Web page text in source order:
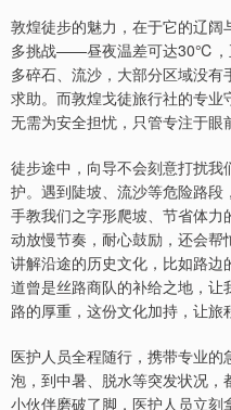
敦煌徒步的魅力，在于它的辽
多挑战——昼夜温差可达30℃，
多碎石、流沙，大部分区域没
求助。而敦煌戈徒旅行社的专业
无需为安全担忧，只管专注于眼
徒步途中，向导不会刻意打扰
护。遇到陡坡、流沙等危险路
手教我们之字形爬坡、节省体
动放慢节奏，耐心鼓励，还会
讲解沿途的历史文化，比如路
道曾是丝路商队的补给之地，
路的厚重，这份文化加持，让旅
医护人员全程随行，携带专业
泡，到中暑、脱水等突发状况
小伙伴磨破了脚，医护人员立